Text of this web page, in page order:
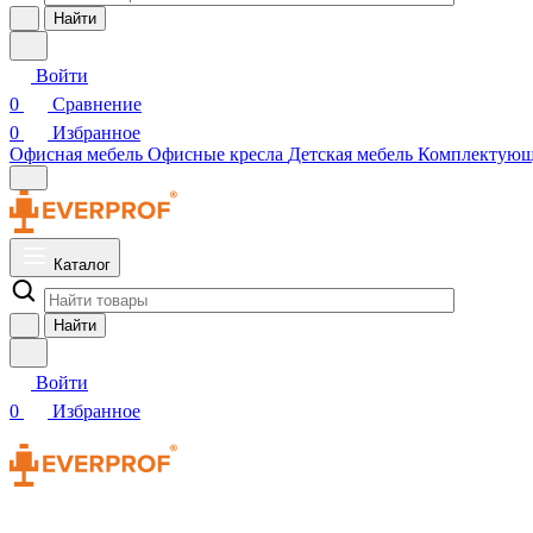
Найти
Войти
0
Сравнение
0
Избранное
Офисная мебель Офисные кресла Детская мебель
Каталог
Найти
Войти
0
Избранное